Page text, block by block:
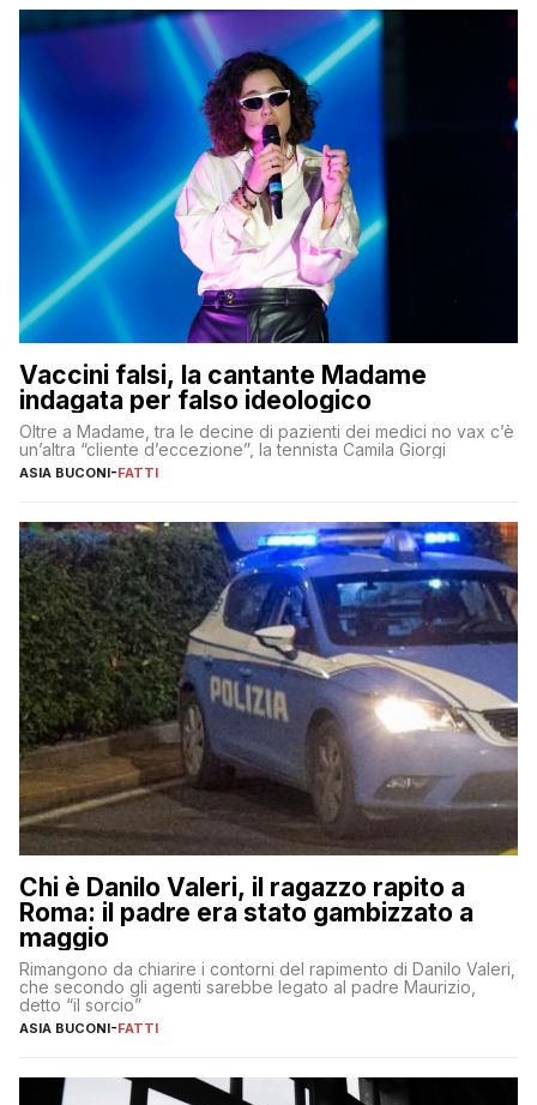
Vaccini falsi, la cantante Madame
indagata per falso ideologico
Oltre a Madame, tra le decine di pazienti dei medici no vax c’è
un’altra “cliente d’eccezione”, la tennista Camila Giorgi
ASIA BUCONI-FATTI
Chi è Danilo Valeri, il ragazzo rapito a
Roma: il padre era stato gambizzato a
maggio
Rimangono da chiarire i contorni del rapimento di Danilo Valeri,
che secondo gli agenti sarebbe legato al padre Maurizio,
detto “il sorcio”
ASIA BUCONI-FATTI